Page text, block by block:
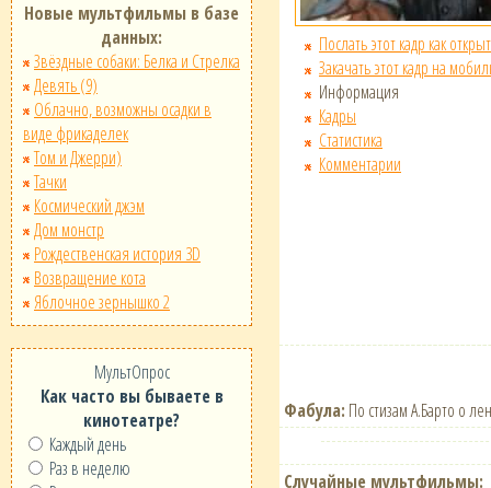
Новые мультфильмы в базе
данных:
Звёздные собаки: Белка и Стрелка
Девять (9)
Облачно, возможны осадки в
виде фрикаделек
Том и Джерри)
Тачки
Космический джэм
Дом монстр
Рождественская история 3D
Возвращение кота
Яблочное зернышко 2
МультОпрос
Как часто вы бываете в
кинотеатре?
Каждый день
Раз в неделю
Послать этот кадр как
Закачать этот кадр на
Информация
Кадры
Статистика
Комментарии
Фабула: По стизам А.Барто о
Случайные мультфильмы: